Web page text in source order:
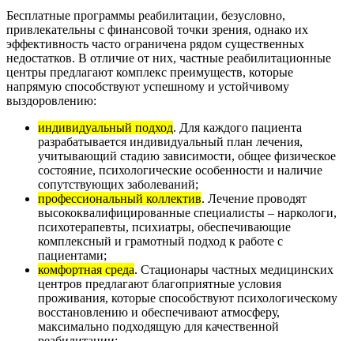
Бесплатные программы реабилитации, безусловно,
привлекательны с финансовой точки зрения, однако их
эффективность часто ограничена рядом существенных
недостатков. В отличие от них, частные реабилитационные
центры предлагают комплекс преимуществ, которые
напрямую способствуют успешному и устойчивому
выздоровлению:
индивидуальный подход. Для каждого пациента
разрабатывается индивидуальный план лечения,
учитывающий стадию зависимости, общее физическое
состояние, психологические особенности и наличие
сопутствующих заболеваний;
профессиональный коллектив. Лечение проводят
высококвалифицированные специалисты – наркологи,
психотерапевты, психиатры, обеспечивающие
комплексный и грамотный подход к работе с
пациентами;
комфортная среда. Стационары частных медицинских
центров предлагают благоприятные условия
проживания, которые способствуют психологическому
восстановлению и обеспечивают атмосферу,
максимально подходящую для качественной